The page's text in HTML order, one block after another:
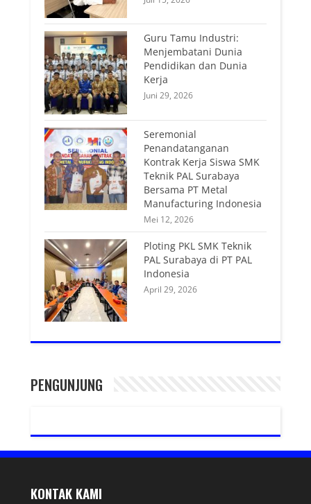
Guru Tamu Industri:
Menjembatani Dunia
Pendidikan dan Dunia
Kerja
Juni 29, 2026
Seremonial
Penandatanganan
Kontrak Kerja Siswa SMK
Teknik PAL Surabaya
Bersama PT Metal
Manufacturing Indonesia
Mei 12, 2026
Ploting PKL SMK Teknik
PAL Surabaya di PT PAL
Indonesia
April 29, 2026
PENGUNJUNG
KONTAK KAMI